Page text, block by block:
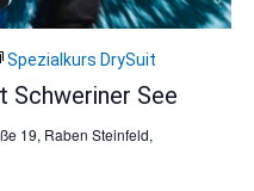
Schweriner See
Spezialkurs DrySuit
19, Raben Steinfeld,